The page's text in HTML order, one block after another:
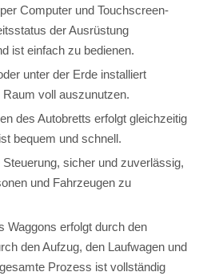
Computer und Touchscreen-
der Ausrüstung
ist einfach zu bedienen.
unter der Erde installiert
voll auszunutzen.
des Autobretts erfolgt gleichzeitig
bequem und schnell.
sicher und zuverlässig,
und Fahrzeugen zu
Waggons erfolgt durch den
den Aufzug, den Laufwagen und
Prozess ist vollständig